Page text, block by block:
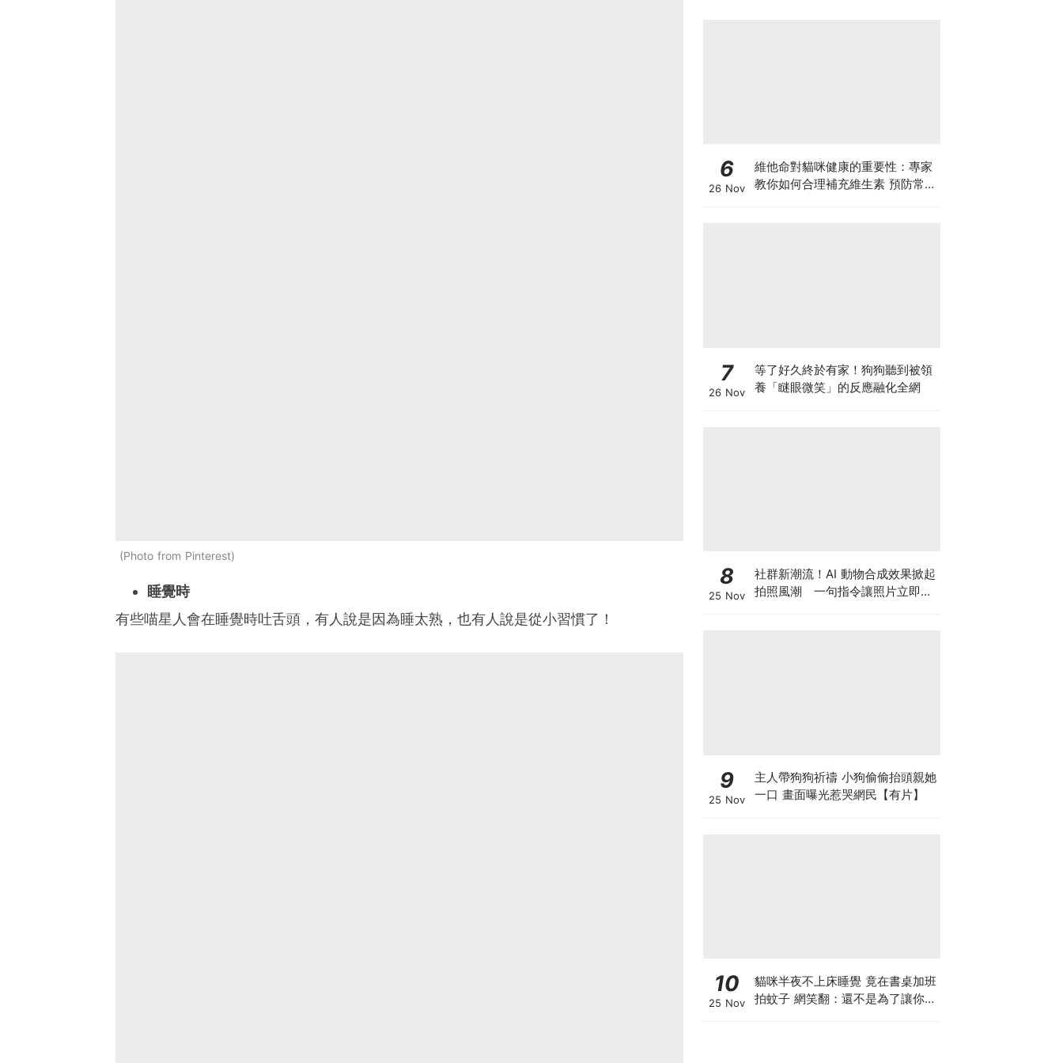
Photo from Pinterest
睡覺時
有些喵星人會在睡覺時吐舌頭，有人說是因為睡太熟，也有人說是從小習慣了！
6
26 Nov
維他命對貓咪健康的重要性：專家
教你如何合理補充維生素 預防常見
7
26 Nov
等了好久終於有家！狗狗聽到被領
養「瞇眼微笑」的反應融化全網
8
25 Nov
社群新潮流！AI 動物合成效果掀起
拍照風潮 一句指令讓照片立即升
9
25 Nov
主人帶狗狗祈禱 小狗偷偷抬頭親她
一口 畫面曝光惹哭網民【有片】
10
25 Nov
貓咪半夜不上床睡覺 竟在書桌加班
拍蚊子 網笑翻：還不是為了讓你睡